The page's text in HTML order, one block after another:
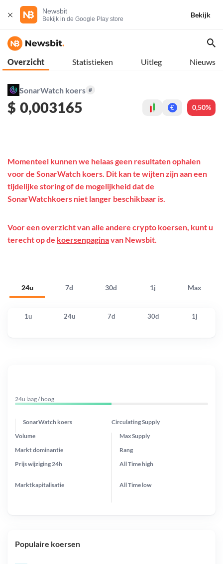
Newsbit
Bekijk in de Google Play store
Bekijk
Overzicht Statistieken Uitleg Nieuws
SonarWatch koers #
$ 0,003165 € 0,50%
24u 7d 30d 1j Max
Momenteel kunnen we helaas geen resultaten ophalen
voor de SonarWatch koers. Dit kan te wijten zijn aan een
tijdelijke storing of de mogelijkheid dat de
SonarWatchkoers niet langer beschikbaar is.
Voor een overzicht van alle andere crypto koersen, kunt u
terecht op de koersenpaginavan Newsbit.
1u 24u 7d 30d 1j
24u laag / hoog
SonarWatch koers Circulating Supply
Prijs wijziging 24h
Max Supply
Markt dominantie
Marktkapitalisatie
Volume
Rang
All Timehigh
All Time low
Populaire koersen